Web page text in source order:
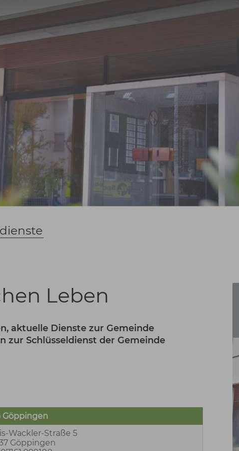
Leben
aktuelle Dienste zur Gemeinde
zur Schlüsseldienst der Gemeinde
Göppingen
Wackler-Straße 5
Göppingen